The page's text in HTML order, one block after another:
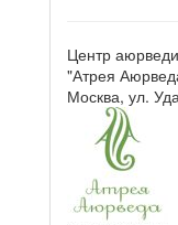
Центр
"Атрея
Москва, ул.